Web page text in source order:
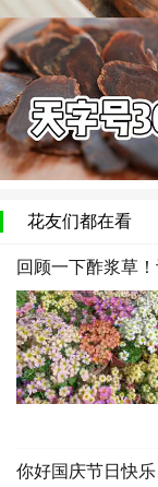
花友们都在看
回顾一下酢浆草
你好国庆节日快